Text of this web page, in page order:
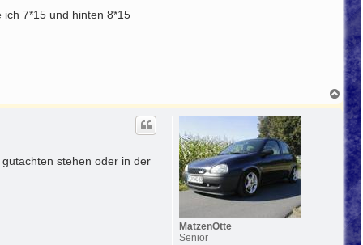
7*15 und hinten 8*15
N
c
h
o
b
e
n
MatzenOtte
Senior
stehen oder in der